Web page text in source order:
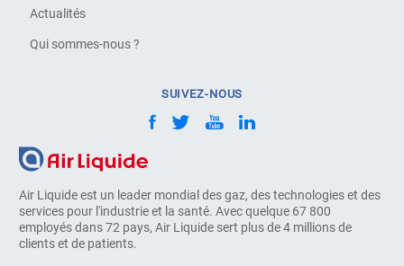
Air Liquide est un leader mondial des gaz, des technologies et des
services pour l'industrie et la santé. Avec quelque 67 800
employés dans 72 pays, Air Liquide sert plus de 4 millions de
clients et de patients.
Actualités
Qui sommes-nous ?
SUIVEZ-NOUS